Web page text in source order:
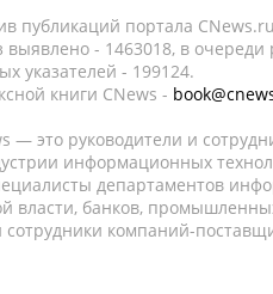
публикаций портала
- 1463018, в очереди
указателей - 199124.
книги CNews -
— это руководители и
информационных
департаментов
власти, банков,
сотрудники компаний-